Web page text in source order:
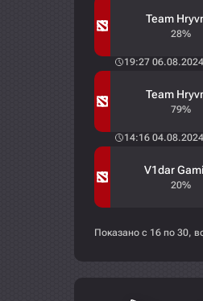
Team
28%
19:27 06.08.2024
Team
79%
14:16 04.08.2024
V1dar
20%
Показано с 16 по 30,